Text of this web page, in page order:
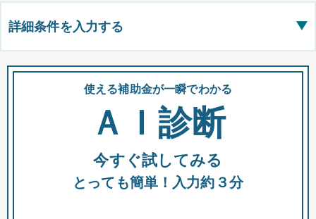
詳細条件を入力する ▶
都道府県
全国の検索結果を含めて表示
助成金 融資 出資
使える補助金が一瞬でわかる
ＡＩ診断
今すぐ試してみる
とっても簡単！入力約３分